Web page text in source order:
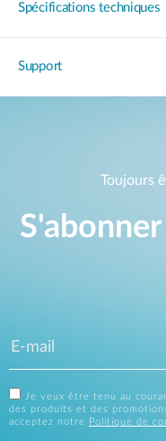
Spécifications techniques
Support
Toujours
Je veux être tenu au
des produits et des
acceptez notre
Politique de